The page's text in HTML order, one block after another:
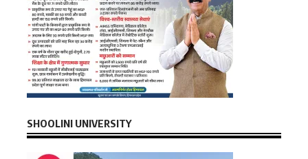
SHOOLINI UNIVERSITY